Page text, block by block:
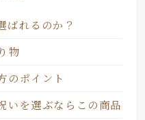
ばれるのか？
物
のポイント
いを選ぶならこの商品